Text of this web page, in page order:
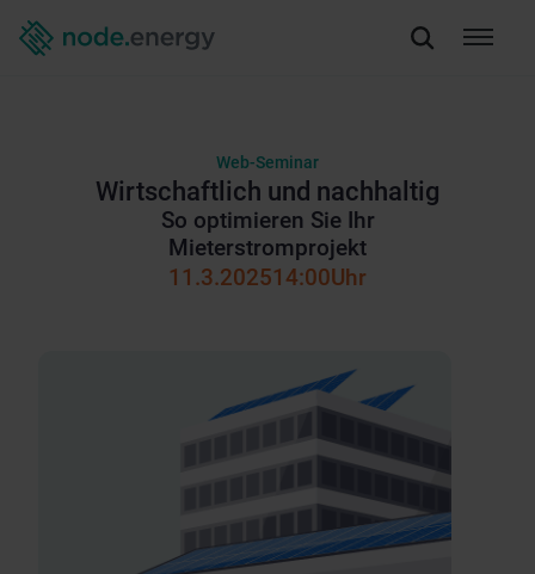
Web-Seminar
Wirtschaftlich und nachhaltig
So optimieren Sie Ihr
Mieterstromprojekt
11.3.202514:00Uhr